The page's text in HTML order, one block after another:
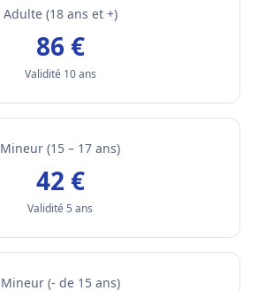
Adulte (18 ans et +)
86 €
Validité 10 ans
Mineur (15 – 17 ans)
42 €
Validité 5 ans
Mineur (- de 15 ans)